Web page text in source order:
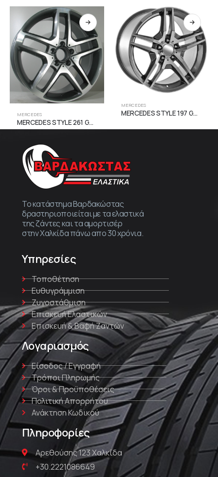
MERCEDES
MERCEDES STYLE 261 Gun Metal Face Machined
MERCEDES
MERCEDES STYLE 197 Gun Metal Face Machined
Το κατάστημα Βαρδακώστας
δραστηριοποιείται με τα ελαστικά
της ζάντες και τα αμορτισέρ
στην Χαλκίδα πάνω απο 30 χρόνια.
Υπηρεσίες
Τοποθέτηση
Ευθυγράμμιση
Ζυγοστάθμιση
Επισκευή Ελαστικών
Επισκευή & Βαφή Ζαντών
Λογαριασμός
Είσοδος / Εγγραφή
Τρόποι Πληρωμής
Όροι & Προϋποθέσεις
Πολιτική Απορρήτου
Ανάκτηση Κωδικού
Πληροφορίες
Αρεθούσης 123 Χαλκίδα
+30.2221086649